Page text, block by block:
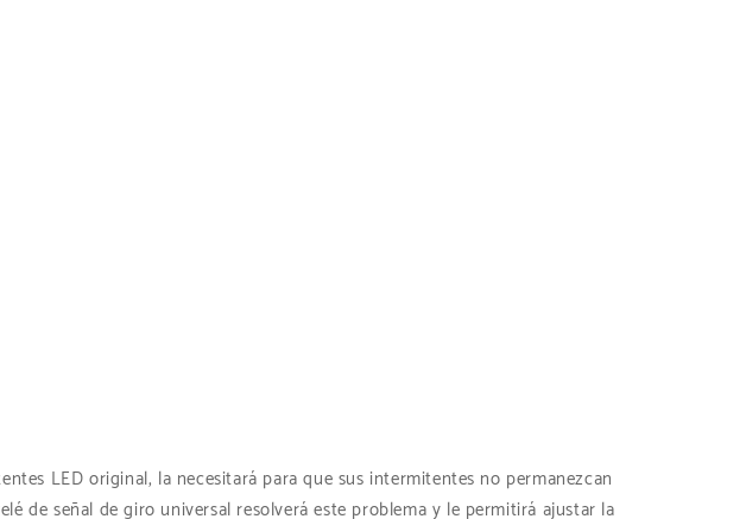
LED original, la necesitará para que sus intermitentes no permanezcan
de señal de giro universal resolverá este problema y le permitirá ajustar la